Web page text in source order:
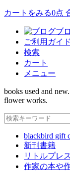
カートをみる0点
ブ
ご利用ガイド
検索
カート
メニュー
books used and new.
flower works.
blackbird gift
新刊書籍
リトルプレス
作家の本や